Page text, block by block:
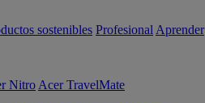
sostenibles Profesional Aprender
Nitro Acer TravelMate